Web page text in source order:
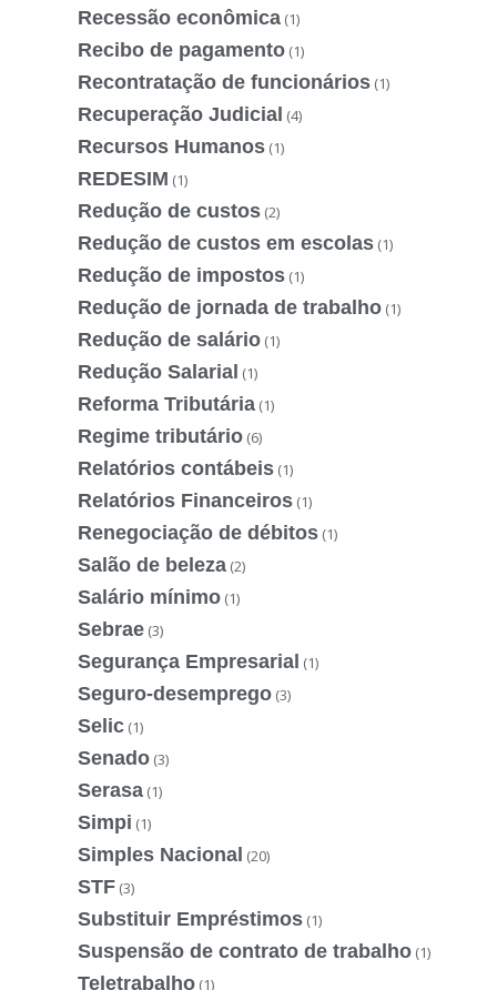
Recessão econômica (1)
Recibo de pagamento (1)
Recontratação de funcionários (1)
Recuperação Judicial (4)
Recursos Humanos (1)
REDESIM (1)
Redução de custos (2)
Redução de custos em escolas (1)
Redução de impostos (1)
Redução de jornada de trabalho (1)
Redução de salário (1)
Redução Salarial (1)
Reforma Tributária (1)
Regime tributário (6)
Relatórios contábeis (1)
Relatórios Financeiros (1)
Renegociação de débitos (1)
Salão de beleza (2)
Salário mínimo (1)
Sebrae (3)
Segurança Empresarial (1)
Seguro-desemprego (3)
Selic (1)
Senado (3)
Serasa (1)
Simpi (1)
Simples Nacional (20)
STF (3)
Substituir Empréstimos (1)
Suspensão de contrato de trabalho (1)
Teletrabalho (1)